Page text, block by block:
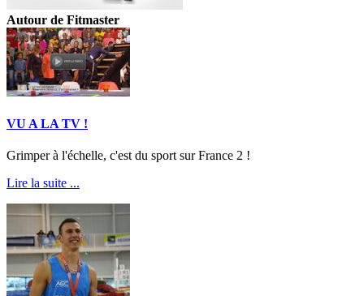
Autour de Fitmaster
VU A LA TV !
Grimper à l'échelle, c'est du sport sur France 2 !
Lire la suite ...